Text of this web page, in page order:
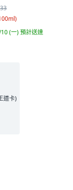
)
(一)預計送達
道卡)